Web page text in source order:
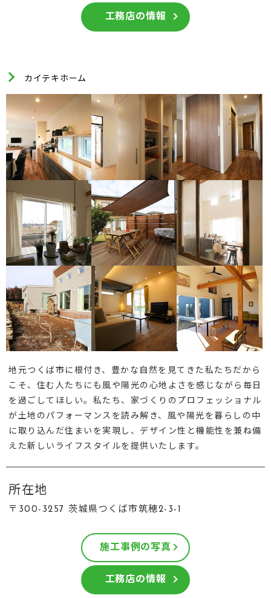
工務店の情報
カイテキホーム
地元つくば市に根付き、豊かな自然を見てきた私たちだから
こそ、住む人たちにも風や陽光の心地よさを感じながら毎日
を過ごしてほしい。私たち、家づくりのプロフェッショナル
が土地のパフォーマンスを読み解き、風や陽光を暮らしの中
に取り込んだ住まいを実現し、デザイン性と機能性を兼ね備
えた新しいライフスタイルを提供いたします。
所在地
〒300-3257 茨城県つくば市筑穂2-3-1
施工事例の写真
工務店の情報